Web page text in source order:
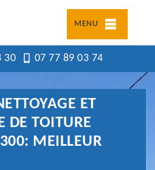
MENU
30 07 77 89 03 74
ET
DE TOITURE
MEILLEUR